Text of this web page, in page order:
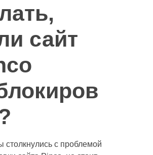
сайт
столкнулись с проблемой